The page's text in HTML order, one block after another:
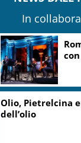
In
Olio, Pietrelcina
dell’olio